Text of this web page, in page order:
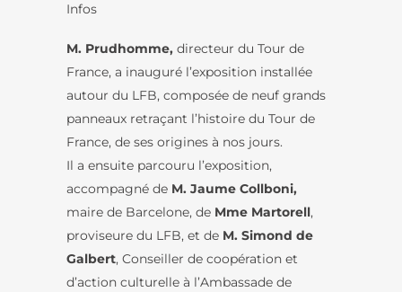
Infos
M. Prudhomme, directeur du Tour de
France, a inauguré l’exposition installée
autour du LFB, composée de neuf grands
panneaux retraçant l’histoire du Tour de
France, de ses origines à nos jours.
Il a ensuite parcouru l’exposition,
accompagné de M. Jaume Collboni,
maire de Barcelone, de Mme Martorell,
proviseure du LFB, et de M. Simond de
Galbert, Conseiller de coopération et
d’action culturelle à l’Ambassade de